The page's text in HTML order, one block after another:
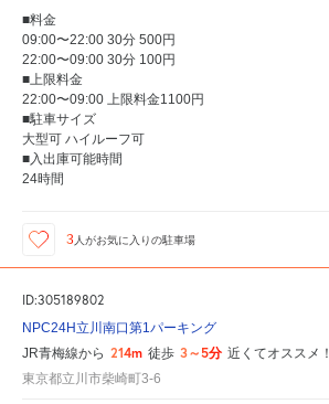
■料金
09:00〜22:00 30分 500円
22:00〜09:00 30分 100円
■上限料金
22:00〜09:00 上限料金1100円
■駐車サイズ
大型可 ハイルーフ可
■入出庫可能時間
24時間
3人がお気に入りの駐車場
ID:305189802
NPC24H立川南口第1パーキング
JR青梅線から 214m 徒歩 3～5分 近くてオススメ！
東京都立川市柴崎町3-6